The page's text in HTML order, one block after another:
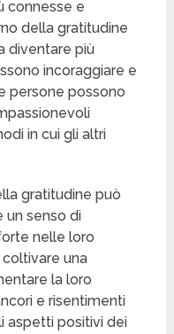
connesse e
della gratitudine
diventare più
incoraggiare e
persone possono
in cui gli altri
gratitudine può
un senso di
nelle loro
una
la loro
e risentimenti
aspetti positivi dei